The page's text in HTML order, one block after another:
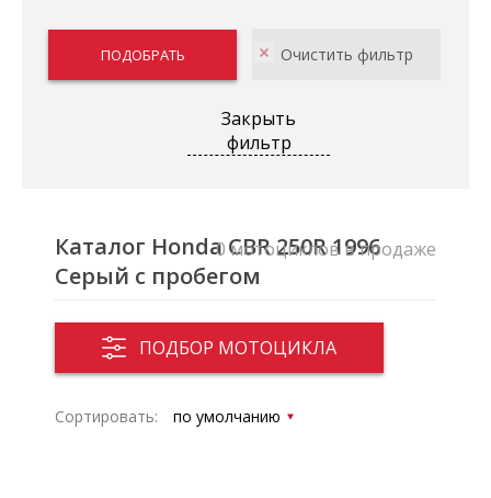
Закрыть
фильтр
Каталог Honda CBR 250R 1996
Серый с пробегом
ПОДБОР МОТОЦИКЛА
0 мотоциклов в продаже
Сортировать: